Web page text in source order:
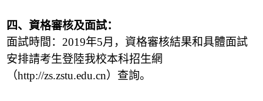
四、資格審核及面試：
面試時間：2019年5月，資格審核結果和具體面試
安排請考生登陸我校本科招生網
（http://zs.zstu.edu.cn）查詢。